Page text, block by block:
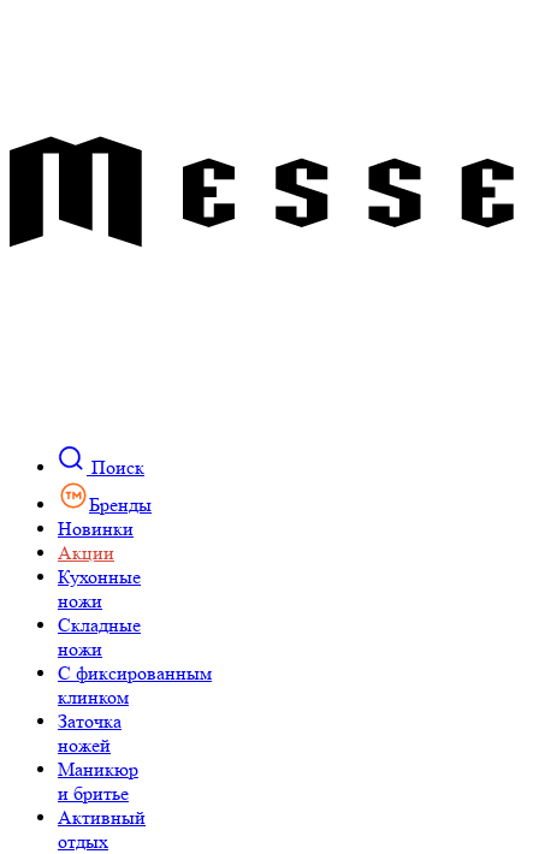
Поиск
Бренды
Новинки
Акции
Кухонные
ножи
Складные
ножи
C фиксированным
клинком
Заточка
ножей
Маникюр
и бритье
Активный
отдых